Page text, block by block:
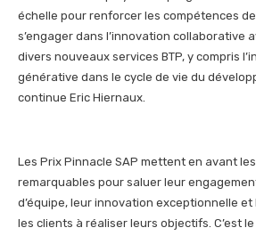
échelle pour renforcer les compétences
s’engager dans l’innovation collaborative
divers nouveaux services BTP, y compris
générative dans le cycle de vie du
continue Eric Hiernaux.
Les Prix Pinnacle SAP mettent en avant
remarquables pour saluer leur
d’équipe, leur innovation exceptionnelle
les clients à réaliser leurs objectifs. C’est